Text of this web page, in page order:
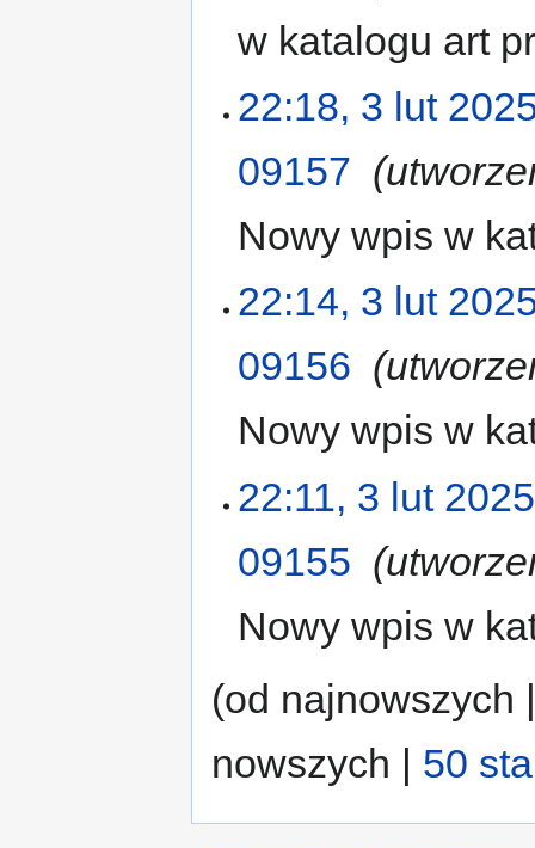
w katalogu art
22:18, 3 lut
09157
Nowy wpis w
22:14, 3 lut
09156
Nowy wpis w
22:11, 3 lut 2025
09155
Nowy wpis w
(od najnowszych
nowszych | 50